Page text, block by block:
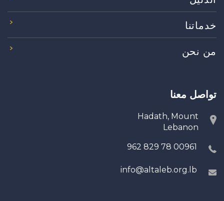
خدماتنا
من نحن
تواصل معنا
Hadath, Mount
Lebanon
00961 78 829 962
info@altaleb.org.lb